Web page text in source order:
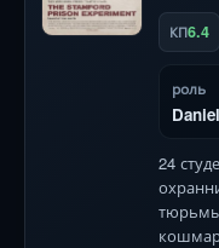
КП6.4
роль
24